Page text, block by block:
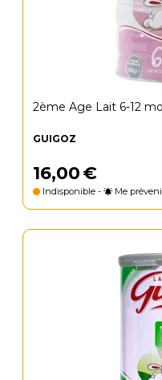
2ème Age Lait 6-12
GUIGOZ
16,00€
Indisponible - Me